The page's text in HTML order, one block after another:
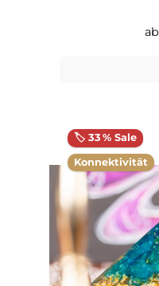
ab
🏷️ 33 % Sale
Konnektivität